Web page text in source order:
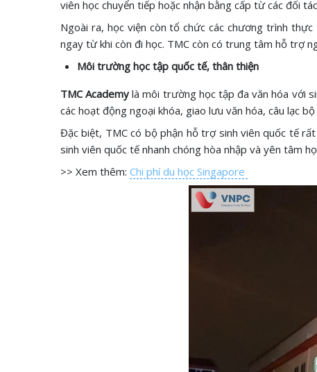
viên học chuyển tiếp hoặc nhận bằng cấp từ các đối
Ngoài ra, học viện còn tổ chức các chương trình
ngay từ khi còn đi học. TMC còn có trung tâm hỗ trợ
Môi trường học tập quốc tế, thân thiện
TMC Academy là môi trường học tập đa văn hóa với
các hoạt động ngoại khóa, giao lưu văn hóa, câu lạc
Đặc biệt, TMC có bộ phận hỗ trợ sinh viên quốc tế
sinh viên quốc tế nhanh chóng hòa nhập và yên tâm
>> Xem thêm: Chi phí du học Singapore